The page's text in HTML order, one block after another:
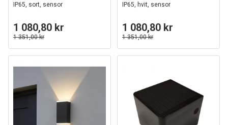
IP65, sort, sensor
1 080,80 kr
1 351,00 kr
IP65, hvit, sensor
1 080,80 kr
1 351,00 kr